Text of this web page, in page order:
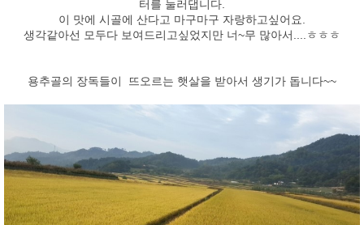
터를 눌러댑니다.
이 맛에 시골에 산다고 마구마구 자랑하고싶어요.
생각같아선 모두다 보여드리고싶었지만 너~무 많아서....ㅎㅎㅎ
용추골의 장독들이 뜨오르는 햇살을 받아서 생기가 돕니다~~